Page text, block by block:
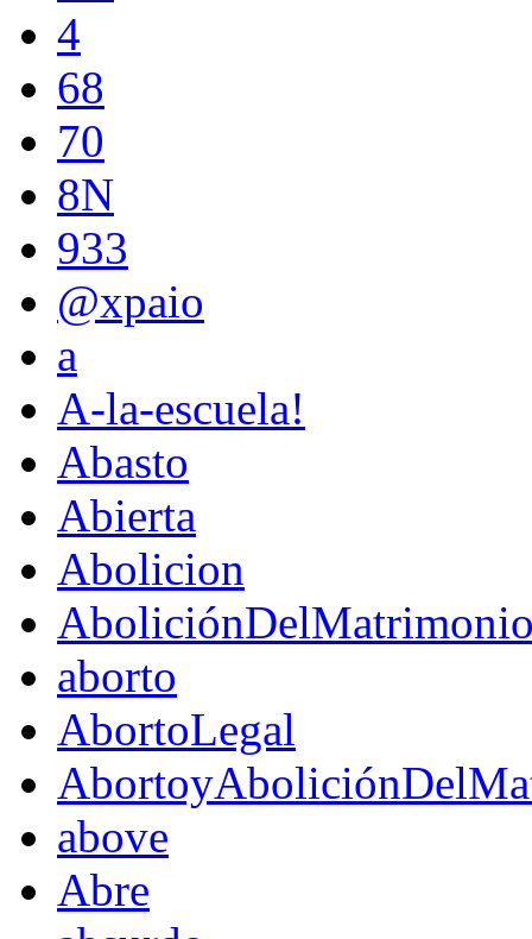
4
68
70
8N
933
@xpaio
a
A-la-escuela!
Abasto
Abierta
Abolicion
aborto
AbortoLegal
above
Abre